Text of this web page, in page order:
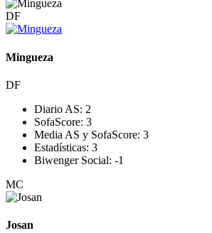
DF
Mingueza
DF
Diario AS: 2
SofaScore: 3
Media AS y SofaScore: 3
Estadísticas: 3
Biwenger Social: -1
MC
Josan